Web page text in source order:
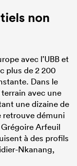
non
avec l’UBB et
plus de 2 200
Dans le
avec une
une dizaine de
retrouve démuni
Arfeuil
à des profils
Nkanang,